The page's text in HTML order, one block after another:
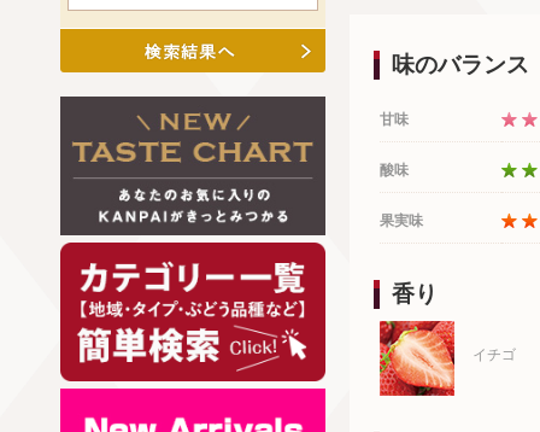
味のバランス
甘味
酸味
果実味
香り
イチゴ